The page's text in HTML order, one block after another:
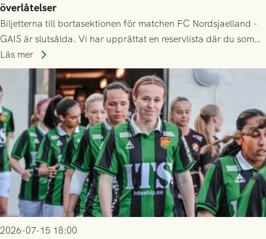
överlåtelser
Biljetterna till bortasektionen för matchen FC Nordsjaelland -
GAIS är slutsålda. Vi har upprättat en reservlista där du som
ännu inte har någon biljett kan anmäla ditt intresse. Du kan
inte själv överlåta din biljett till någon annan.
Läs mer
2026-07-15 18:00